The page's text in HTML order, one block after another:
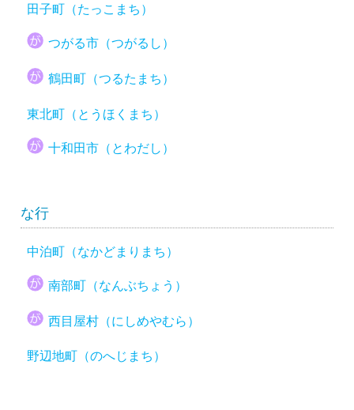
田子町（たっこまち）
つがる市（つがるし）
鶴田町（つるたまち）
東北町（とうほくまち）
十和田市（とわだし）
な行
中泊町（なかどまりまち）
南部町（なんぶちょう）
西目屋村（にしめやむら）
野辺地町（のへじまち）